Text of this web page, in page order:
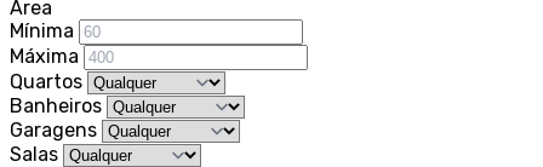
Área
Mínima
Máxima
Quartos
Banheiros
Garagens
Salas